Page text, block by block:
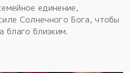
единение,
Солнечного Бога, чтобы
благо близким.